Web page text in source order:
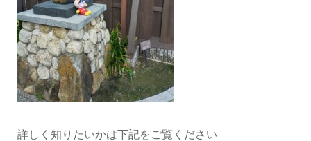
詳しく知りたいかは下記をご覧ください